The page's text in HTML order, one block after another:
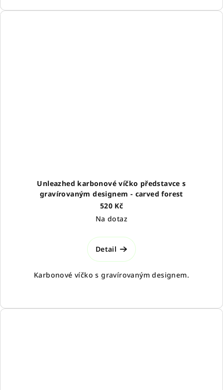
Unleazhed karbonové víčko představce s
gravírovaným designem - carved forest
520 Kč
Na dotaz
Detail
Karbonové víčko s gravírovaným designem.